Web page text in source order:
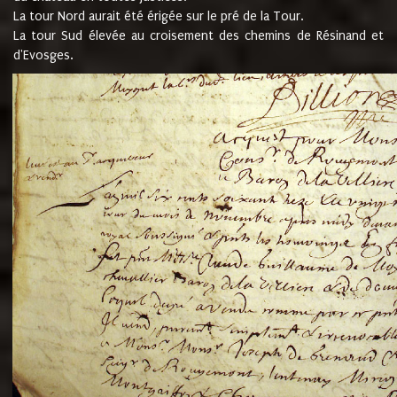
La tour Nord aurait été érigée sur le pré de la Tour.
La tour Sud élevée au croisement des chemins de Résinand et
d'Evosges.